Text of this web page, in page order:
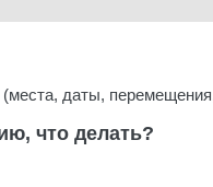
даты,
что делать?